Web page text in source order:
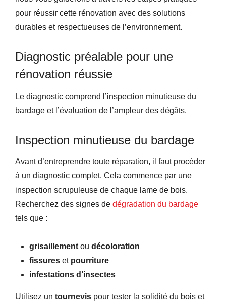
pour réussir cette rénovation avec des solutions
durables et respectueuses de l’environnement.
Diagnostic préalable pour une
rénovation réussie
Le diagnostic comprend l’inspection minutieuse du
bardage et l’évaluation de l’ampleur des dégâts.
Inspection minutieuse du bardage
Avant d’entreprendre toute réparation, il faut procéder
à un diagnostic complet. Cela commence par une
inspection scrupuleuse de chaque lame de bois.
Recherchez des signes de dégradation du bardage
tels que :
grisaillement ou décoloration
fissures et pourriture
infestations d’insectes
Utilisez un tournevis pour tester la solidité du bois et